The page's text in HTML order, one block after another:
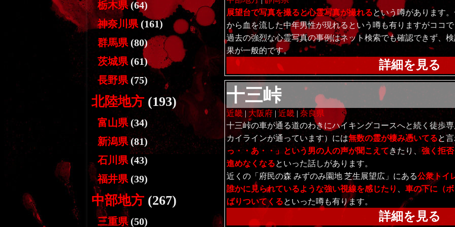
展望台で写真を撮ると心霊写真が撮れるという噂があります
から血を流した中年男性が現れるという噂も有りますがココ
過去の強烈な心霊写真の事例はネット検索でも確認できず、
果が一般的です。
詳細を見る
十三峠
近畿 | 大阪府 |近畿 |奈良県
十三峠の車が通る道のわきにハイキングコースへと続く徒歩
カイラインが通っています）には無数の霊が棲み憑いてると
っ・・あ・・」という男の人の声が聞こえてきたり、強く拒
進めなくなるといった話しがあります。
近くの「府民の森 みずのみ園地 芝生展望広」にある公衆トイ
誰かに見られているような強い視線を感じたり
、車の下に（
ばりついてくるといった噂も有ります。
詳細を見る
栃木県(64)
神奈川県 (161)
群馬県 (80)
茨城県 (61)
長野県 (75)
北陸地方 (193)
富山県(34)
新潟県(81)
石川県 (43)
福井県 (39)
中部地方 (267)
三重県(50)